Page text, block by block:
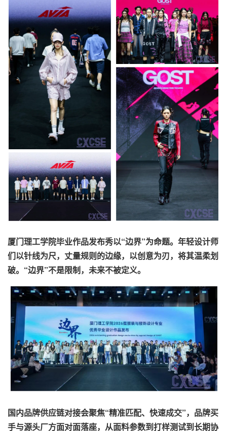
厦门理工学院毕业作品发布秀以“边界”为命题。年轻设计师
们以针线为尺，丈量规则的边缘，以创意为刃，将其温柔划
破。“边界”不是限制，未来不被定义。
国内品牌供应链对接会聚焦“精准匹配、快速成交”，品牌买
手与源头厂方面对面落座，从面料参数到打样测试到长期协